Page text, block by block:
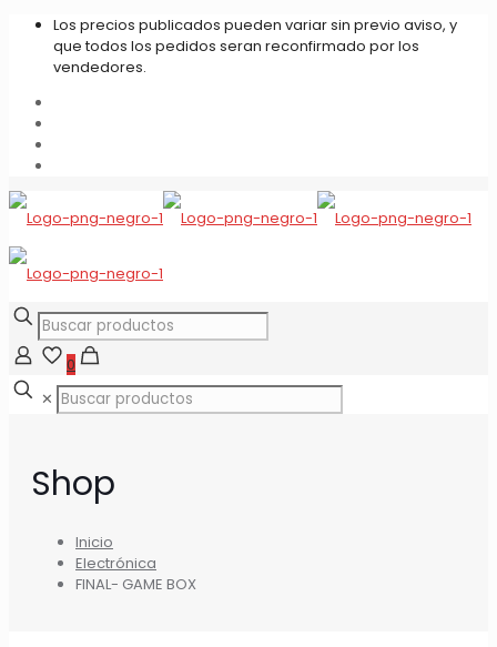
Los precios publicados pueden variar sin previo aviso, y
que todos los pedidos seran reconfirmado por los
vendedores.
0
✕
Shop
Inicio
Electrónica
FINAL- GAME BOX